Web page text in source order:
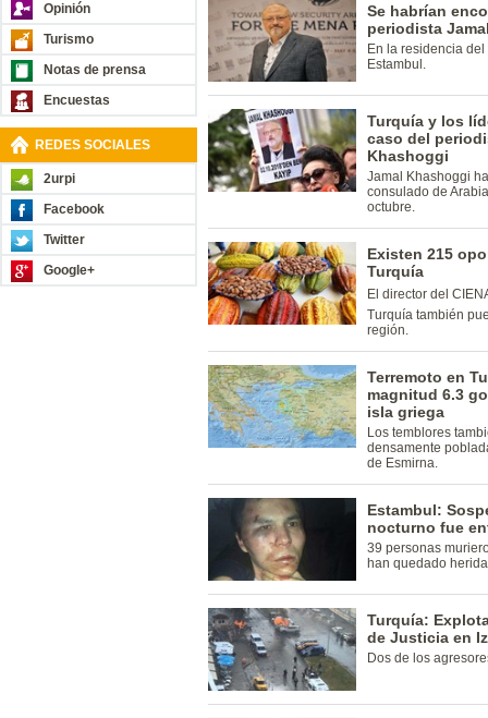
Opinión
Turismo
Notas de prensa
Encuestas
REDES SOCIALES
2urpi
Facebook
Twitter
Google+
Se habrían
periodista
En la residencia
Estambul.
Turquía y los
caso del
Khashoggi
Jamal Khashoggi
consulado de
octubre.
Existen 215
Turquía
El director del
Turquía también
región.
Terremoto en
magnitud 6.3
isla griega
Los temblores
densamente
de Esmirna.
Estambul:
nocturno fue
39 personas
han quedado
Turquía:
de Justicia en
Dos de los